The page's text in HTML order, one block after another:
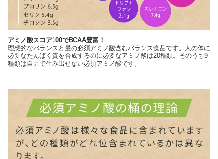
アミノ酸スコア100でBCAA豊富！
理想的なバランスと量の必須アミノ酸含むバランス食品です。人の体に
必要なたんぱく質を合成するのに必要なアミノ酸は20種類。そのうち9
種類は自力で生み出せない必須アミノ酸です。